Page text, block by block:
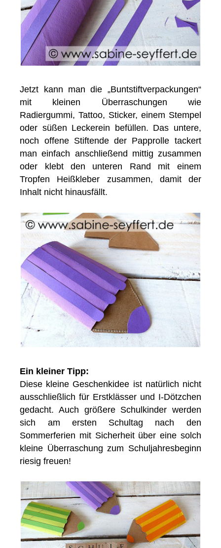
Jetzt kann man die „Buntstiftverpackungen“
mit kleinen Überraschungen wie
Radiergummi, Tattoo, Sticker, einem Stempel
oder süßen Leckerein befüllen. Das untere,
noch offene Stiftende der Papprolle tackert
man einfach anschließend mittig zusammen
oder klebt den unteren Rand mit einem
Tropfen Heißkleber zusammen, damit der
Inhalt nicht hinausfällt.
Ein kleiner Tipp:
Diese kleine Geschenkidee ist natürlich nicht
ausschließlich für Erstklässer und I-Dötzchen
gedacht. Auch größere Schulkinder werden
sich am ersten Schultag nach den
Sommerferien mit Sicherheit über eine solch
kleine Überraschung zum Schuljahresbeginn
riesig freuen!